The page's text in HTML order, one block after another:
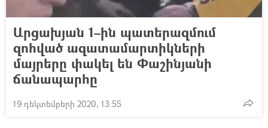
Արցախյան 1–ին պատերազմում
զոհված ազատամարտիկների
մայրերը փակել են Փաշինյանի
ճանապարհը
19 դեկտեմբերի 2020, 13:55